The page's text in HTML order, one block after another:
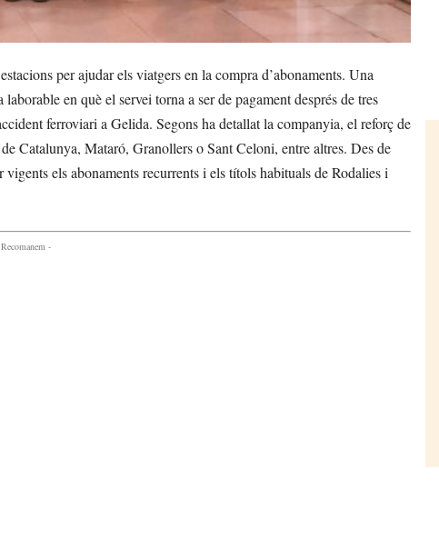
per ajudar els viatgers en la compra d’abonaments. Una
en què el servei torna a ser de pagament després de tres
ferroviari a Gelida. Segons ha detallat la companyia, el reforç de
Catalunya, Mataró, Granollers o Sant Celoni, entre altres. Des de
els abonaments recurrents i els títols habituals de Rodalies i
-